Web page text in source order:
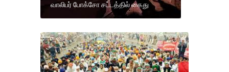
வாலிபர் போக்சோ சட்டத்தில் கைது